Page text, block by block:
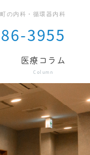
の内科・循環器内科
3955
医療コラム
Column